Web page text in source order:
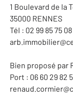
1 Boulevard de la
35000 RENNES
Tél : 02 99 85 75 08
Bien proposé par
Port : 06 60 29 82